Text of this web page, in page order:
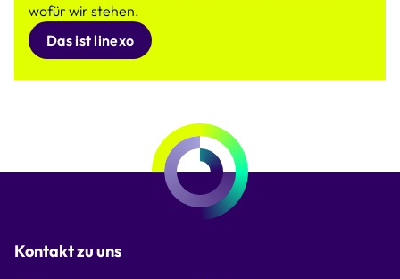
wofür wir stehen.
Das ist linexo
Kontakt zu uns